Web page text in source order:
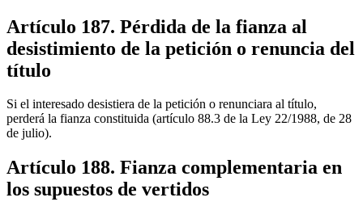
Artículo 187. Pérdida de la fianza al
desistimiento de la petición o renuncia del
título
Si el interesado desistiera de la petición o renunciara al título,
perderá la fianza constituida (artículo 88.3 de la Ley 22/1988, de 28
de julio).
Artículo 188. Fianza complementaria en
los supuestos de vertidos